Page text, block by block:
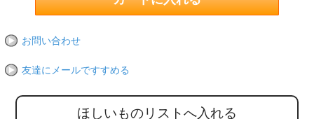
お問い合わせ
友達にメールですすめる